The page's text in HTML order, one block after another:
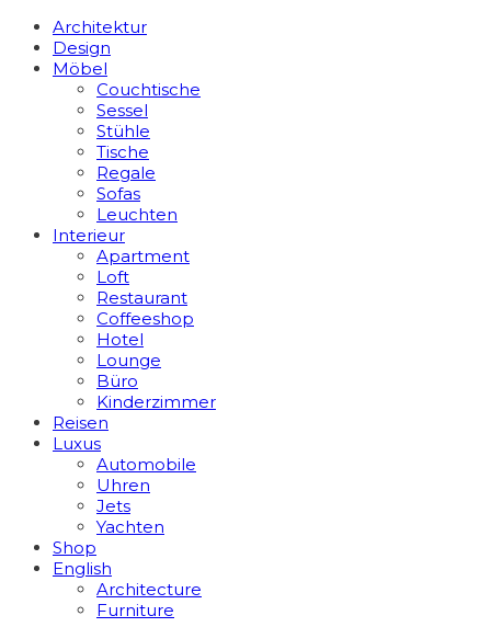
Architektur
Design
Möbel
Couchtische
Sessel
Stühle
Tische
Regale
Sofas
Leuchten
Interieur
Apart­ment
Loft
Restaurant
Coffeeshop
Hotel
Lounge
Büro
Kinderzimmer
Reisen
Luxus
Automobile
Uhren
Jets
Yachten
Shop
English
Architecture
Furniture